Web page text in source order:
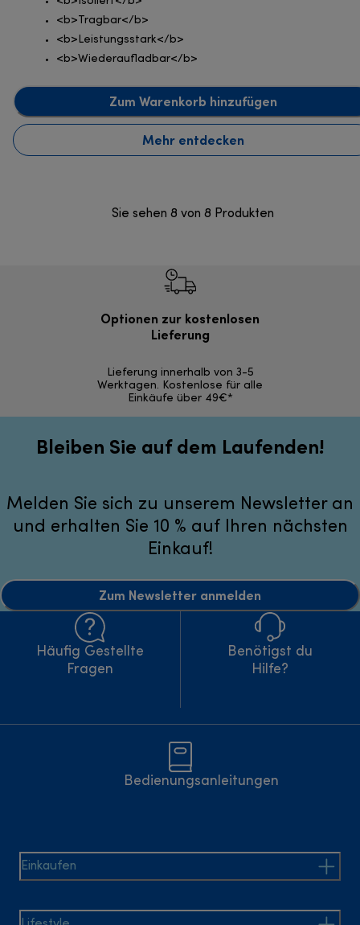
<b>Tragbar</b>
<b>Leistungsstark</b>
<b>Wiederaufladbar</b>
Zum Warenkorb hinzufügen
Mehr entdecken
Sie sehen 8 von 8 Produkten
Optionen zur kostenlosen
Lieferung
Lieferung innerhalb von 3-5
Werktagen. Kostenlose für alle
Einkäufe über 49€*
Bleiben Sie auf dem Laufenden!
Melden Sie sich zu unserem Newsletter an
und erhalten Sie 10 % auf Ihren nächsten
Einkauf!
Zum Newsletter anmelden
Häufig Gestellte
Fragen
Benötigst du
Hilfe?
Bedienungsanleitungen
Einkaufen